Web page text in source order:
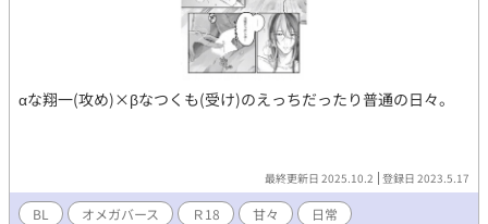
αな翔一(攻め)×βなつくも(受け)のえっちだったり普通の日々。
最終更新日 2025.10.2 登録日 2023.5.17
BL オメガバース Ｒ18 甘々 日常